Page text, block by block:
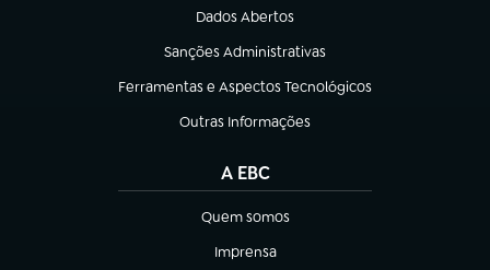
Dados Abertos
(abre em nova aba)
Sanções Administrativas
(abre em nova aba)
Ferramentas e Aspectos Tecnológicos
(abre em nova aba)
Outras Informações
(abre em nova aba)
A EBC
Quem somos
(abre em nova aba)
Imprensa
(abre em nova aba)